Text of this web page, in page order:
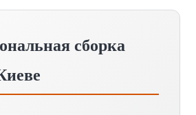
сборка